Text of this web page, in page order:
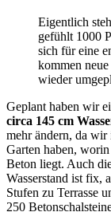
Eigentlich
gefühlt 1000
sich für eine
kommen
wieder
Geplant haben wir
circa 145 cm
mehr ändern, da
Garten haben,
Beton liegt. Auch
Wasserstand ist fix,
Stufen zu Terrasse
250